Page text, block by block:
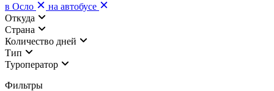
в Осло
на автобусе
Откуда
Страна
Количество дней
Тип
Туроператор
Фильтры